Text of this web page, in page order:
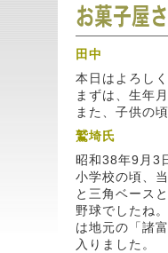
田中
本日はよろし
まずは、生年
また、子供の
鷲埼氏
昭和38年9月3
小学校の頃、
と三角ベース
野球でしたね
は地元の「諸
入りました。